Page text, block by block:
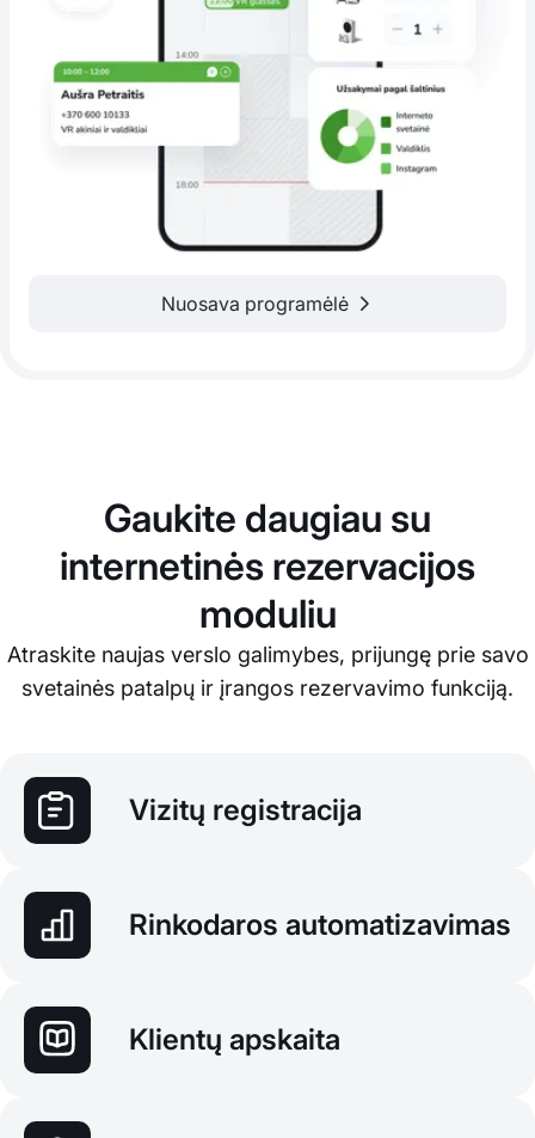
Nuosava programėlė
Gaukite daugiau su
internetinės rezervacijos
moduliu
Atraskite naujas verslo galimybes, prijungę prie savo
svetainės patalpų ir įrangos rezervavimo funkciją.
Vizitų registracija
Rinkodaros automatizavimas
Klientų apskaita